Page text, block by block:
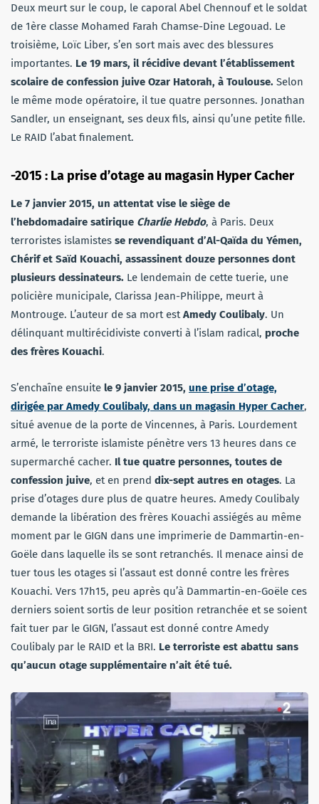
Deux meurt sur le coup, le caporal Abel Chennouf et le soldat
de 1ère classe Mohamed Farah Chamse-Dine Legouad. Le
troisième, Loïc Liber, s’en sort mais avec des blessures
importantes. Le 19 mars, il récidive devant l’établissement
scolaire de confession juive Ozar Hatorah, à Toulouse. Selon
le même mode opératoire, il tue quatre personnes. Jonathan
Sandler, un enseignant, ses deux fils, ainsi qu’une petite fille.
Le RAID l’abat finalement.
-2015 : La prise d’otage au magasin Hyper Cacher
Le 7 janvier 2015, un attentat vise le siège de
l’hebdomadaire satirique Charlie Hebdo, à Paris. Deux
terroristes islamistes se revendiquant d’Al-Qaïda du Yémen,
Chérif et Saïd Kouachi, assassinent douze personnes dont
plusieurs dessinateurs. Le lendemain de cette tuerie, une
policière municipale, Clarissa Jean-Philippe, meurt à
Montrouge. L’auteur de sa mort estAmedy Coulibaly. Un
délinquant multirécidiviste converti à l’islam radical, proche
des frères Kouachi.
S’enchaîne ensuite le 9 janvier 2015, une prise d’otage,
dirigée par Amedy Coulibaly, dans un magasin Hyper Cacher,
situé avenue de la porte de Vincennes, à Paris. Lourdement
armé, le terroriste islamiste pénètre vers 13 heures dans ce
supermarché cacher. Il tue quatre personnes, toutes de
confession juive, et en prend dix-sept autres en otages. La
prise d’otages dure plus de quatre heures. Amedy Coulibaly
demande la libération des frères Kouachi assiégés au même
moment par le GIGN dans une imprimerie de Dammartin-en-
Goële dans laquelle ils se sont retranchés. Il menace ainsi de
tuer tous les otages si l’assaut est donné contre les frères
Kouachi. Vers 17h15, peu après qu’à Dammartin-en-Goële ces
derniers soient sortis de leur position retranchée et se soient
fait tuer par le GIGN, l’assaut est donné contre Amedy
Coulibaly par le RAID et la BRI. Le terroriste est abattu sans
qu’aucun otage supplémentaire n’ait été tué.